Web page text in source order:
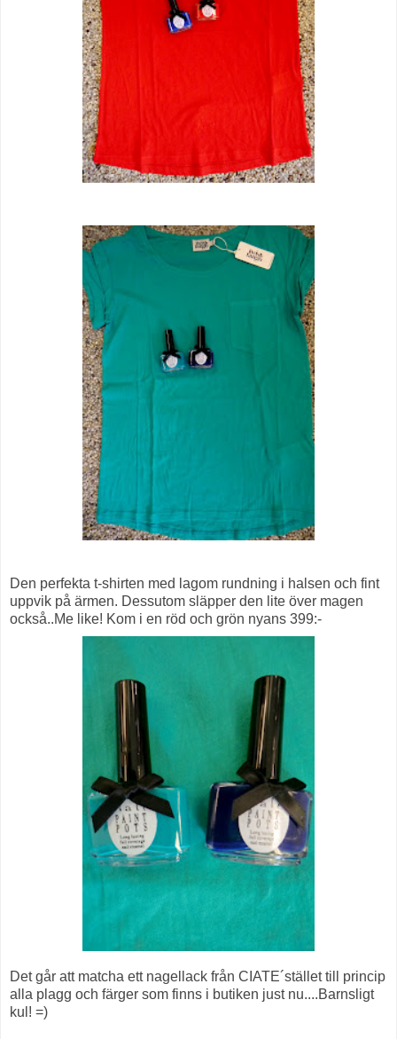
Den perfekta t-shirten med lagom rundning i halsen och fint
uppvik på ärmen. Dessutom släpper den lite över magen
också..Me like! Kom i en röd och grön nyans 399:-
Det går att matcha ett nagellack från CIATE´stället till princip
alla plagg och färger som finns i butiken just nu....Barnsligt
kul! =)